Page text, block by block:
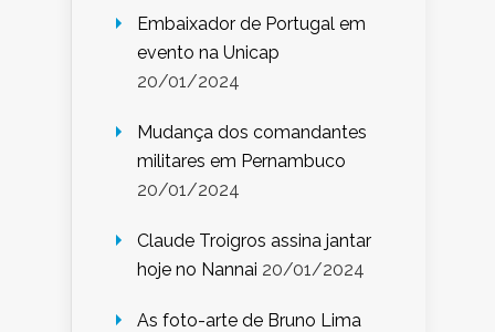
Embaixador de Portugal em
evento na Unicap
20/01/2024
Mudança dos comandantes
militares em Pernambuco
20/01/2024
Claude Troigros assina jantar
hoje no Nannai 20/01/2024
As foto-arte de Bruno Lima